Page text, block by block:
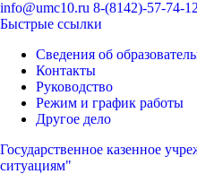
Перейти
к
(нажмите
Enter)
info@umc10.ru 8-(8142)-57-74-12
Быстрые ссылки
Сведения об
Контакты
Руководство
Режим и график работы
Другое дело
Государственное казенное
ситуациям"